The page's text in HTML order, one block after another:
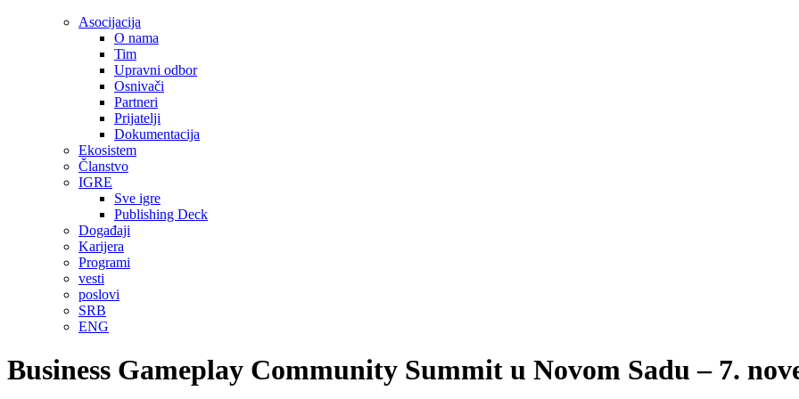
Asocijacija
O nama
Tim
Upravni odbor
Osnivači
Partneri
Prijatelji
Dokumentacija
Ekosistem
Članstvo
IGRE
Sve igre
Publishing Deck
Događaji
Karijera
Programi
vesti
poslovi
SRB
ENG
Business Gameplay Community Summit u Novom Sadu – 7.